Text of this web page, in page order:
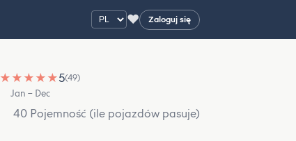
♥ Zaloguj się
★ ★ ★ ★ ★5(49)
Jan – Dec
40 Pojemność (ile pojazdów pasuje)